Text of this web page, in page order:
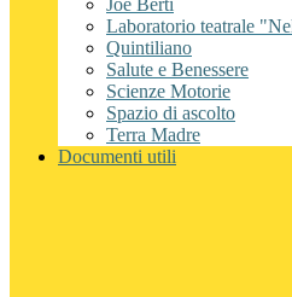
Joe Berti
Laboratorio teatrale
Quintiliano
Salute e Benessere
Scienze Motorie
Spazio di ascolto
Terra Madre
Documenti utili